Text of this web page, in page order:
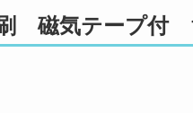
刷 磁気テープ